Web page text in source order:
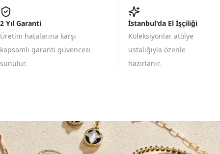
2 Yıl Garanti
Üretim hatalarına karşı
kapsamlı garanti güvencesi
sunulur.
İstanbul'da El İşçiliği
Koleksiyonlar atölye
ustalığıyla özenle
hazırlanır.